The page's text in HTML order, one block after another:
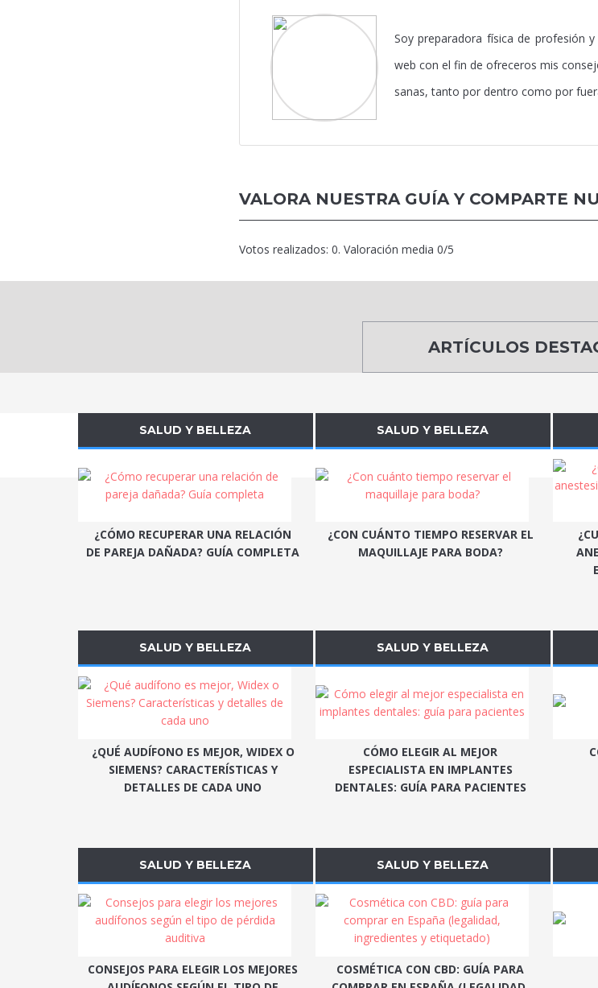
Soy preparadora física de profesión
web con el fin de ofreceros mis
sanas, tanto por dentro como por
VALORA NUESTRA GUÍA Y COMPARTE
Votos realizados: 0. Valoración media 0/5
ARTÍCULOS
SALUD Y BELLEZA
¿CÓMO RECUPERAR UNA RELACIÓN
DE PAREJA DAÑADA? GUÍA COMPLETA
SALUD Y BELLEZA
¿CON CUÁNTO TIEMPO RESERVAR EL
MAQUILLAJE PARA BODA?
SALUD Y BELLEZA
¿QUÉ AUDÍFONO ES MEJOR, WIDEX O
SIEMENS? CARACTERÍSTICAS Y
DETALLES DE CADA UNO
SALUD Y BELLEZA
CÓMO ELEGIR AL MEJOR
ESPECIALISTA EN IMPLANTES
DENTALES: GUÍA PARA PACIENTES
SALUD Y BELLEZA
CONSEJOS PARA ELEGIR LOS MEJORES
SALUD Y BELLEZA
COSMÉTICA CON CBD: GUÍA PARA